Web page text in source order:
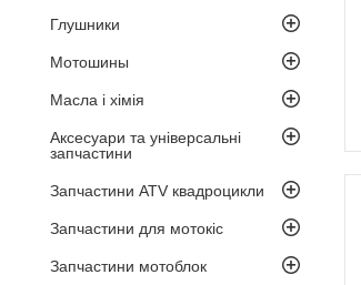
Глушники
Мотошины
Масла і хімія
Аксесуари та універсальні
запчастини
Запчастини ATV квадроцикли
Запчастини для мотокіс
Запчастини мотоблок